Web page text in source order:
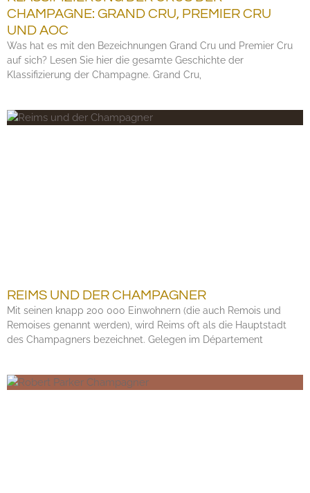
CHAMPAGNE: GRAND CRU, PREMIER CRU
UND AOC
Was hat es mit den Bezeichnungen Grand Cru und Premier Cru
auf sich? Lesen Sie hier die gesamte Geschichte der
Klassifizierung der Champagne. Grand Cru,
REIMS UND DER CHAMPAGNER
Mit seinen knapp 200 000 Einwohnern (die auch Remois und
Remoises genannt werden), wird Reims oft als die Hauptstadt
des Champagners bezeichnet. Gelegen im Département